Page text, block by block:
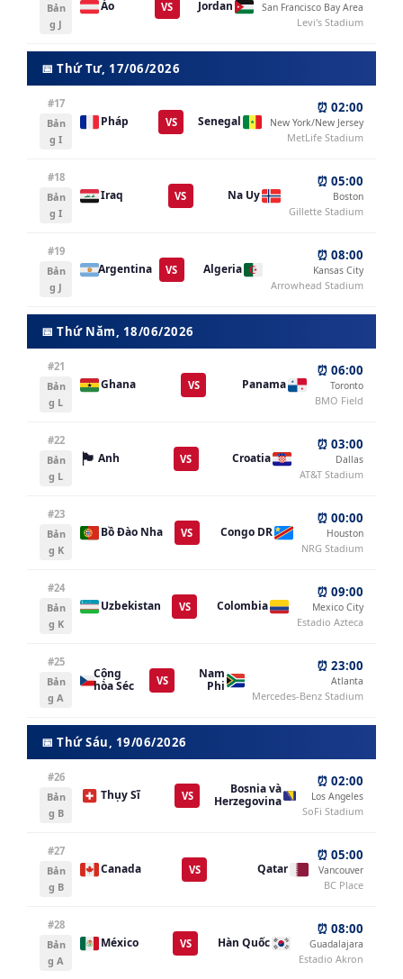
Bản
g J
Áo VS Jordan San Francisco Bay Area
Levi's Stadium
📅 Thứ Tư, 17/06/2026
#17
Bản
g I
Pháp VS Senegal
⏰ 02:00
New York/New Jersey
MetLife Stadium
#18
Bản
g I
Iraq VS Na Uy
⏰ 05:00
Boston
Gillette Stadium
#19
Bản
g J
Argentina VS Algeria
⏰ 08:00
Kansas City
Arrowhead Stadium
📅 Thứ Năm, 18/06/2026
#21
Bản
g L
Ghana VS Panama
⏰ 06:00
Toronto
BMO Field
#22
Bản
g L
🏴󠁧󠁢󠁥󠁮󠁧󠁿 Anh VS Croatia
⏰ 03:00
Dallas
AT&T Stadium
#23
Bản
g K
Bồ Đào Nha VS Congo DR
⏰ 00:00
Houston
NRG Stadium
#24
Bản
g K
Uzbekistan VS Colombia
⏰ 09:00
Mexico City
Estadio Azteca
#25
Bản
g A
Cộng
hòa Séc
VS
Nam
Phi
⏰ 23:00
Atlanta
Mercedes-Benz Stadium
📅 Thứ Sáu, 19/06/2026
#26
Bản
g B
Thụy Sĩ VS
Bosnia và
Herzegovina
⏰ 02:00
Los Angeles
SoFi Stadium
#27
Bản
g B
Canada VS Qatar
⏰ 05:00
Vancouver
BC Place
#28
Bản
g A
México VS Hàn Quốc
⏰ 08:00
Guadalajara
Estadio Akron